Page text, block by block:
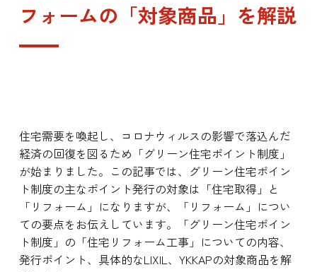
フォームの「対象商品」を解説
住宅需要を喚起し、コロナウィルスの影響で落込んだ
経済の回復を図るため「グリーン住宅ポイント制度」
が始まりました。この記事では、グリーン住宅ポイン
ト制度の主なポイント発行の対象は「住宅取得」と
「リフォーム」になりますが、「リフォーム」につい
ての要点をお伝えしています。「グリーン住宅ポイン
ト制度」の「住宅リフォーム工事」についての内容、
発行ポイント、具体的なLIXIL、YKKAPの対象商品を解